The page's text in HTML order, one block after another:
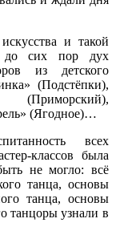
и такой
до сих пор дух
из детского
(Подстёпки),
(Ягодное)…
всех
классов была
не могло: всё
танца, основы
танца, основы
танцоры узнали в